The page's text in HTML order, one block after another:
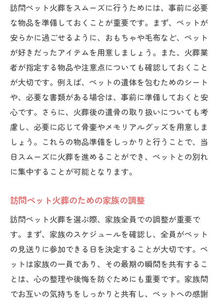
訪問ペット火葬をスムーズに行うためには、事前に必要
な物品を準備しておくことが重要です。まず、ペットが
安らかに過ごせるように、おもちゃや毛布など、ペット
が好きだったアイテムを用意しましょう。また、火葬業
者が指定する物品や注意点についても確認しておくこと
が大切です。例えば、ペットの遺体を包むためのシート
や、必要な書類がある場合は、事前に準備しておくと安
心です。さらに、火葬後の遺骨の取り扱いについても考
慮し、必要に応じて骨壷やメモリアルグッズを用意しま
しょう。これらの物品準備をしっかりと行うことで、当
日スムーズに火葬を進めることができ、ペットとの別れ
に集中することが可能となります。
訪問ペット火葬のための家族の調整
訪問ペット火葬を選ぶ際、家族全員での調整が重要で
す。まず、家族のスケジュールを確認し、全員がペット
の見送りに参加できる日を決定することが大切です。ペ
ットは家族の一員であり、その最期の瞬間を共有するこ
とは、心の整理や後悔を防ぐためにも重要です。家族間
でお互いの気持ちをしっかりと共有し、ペットへの感謝